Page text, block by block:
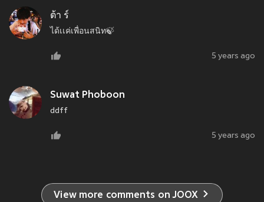
ต้า ร์
ได้เเค่เพื่อนสนิท🍃
5 years ago
Suwat Phoboon
ddff
5 years ago
View more comments on JOOX